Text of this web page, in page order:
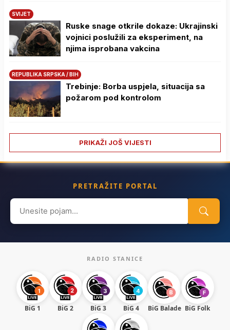
SVIJET
Ruske snage otkrile dokaze: Ukrajinski
vojnici poslužili za eksperiment, na
njima isprobana vakcina
REPUBLIKA SRPSKA / BIH
Trebinje: Borba uspjela, situacija sa
požarom pod kontrolom
PRIKAŽI JOŠ VIJESTI
PRETRAŽITE PORTAL
Search
for:
RADIO STANICE
BiG 1 BiG 2 BiG 3 BiG 4 BiG Balade BiG Folk